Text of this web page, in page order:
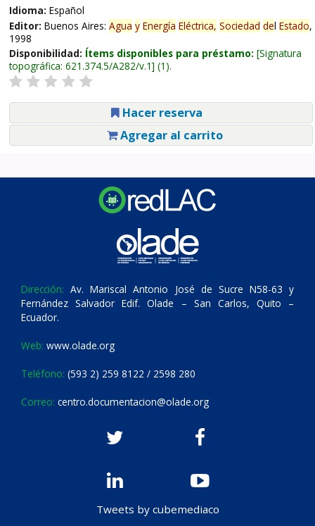
Idioma: Español
Editor: Buenos Aires: Agua y Energía Eléctrica, Sociedad del Estado,
1998
Disponibilidad: Ítems disponibles para préstamo: Signatura
topográfica: 621.374.5/A282/v.1 (1).
Hacer reserva
Agregar al carrito
Dirección: Av. Mariscal Antonio José de Sucre N58-63 y
Fernández Salvador Edif. Olade – San Carlos, Quito –
Ecuador.
Web: www.olade.org
Teléfono: (593 2) 259 8122 / 2598 280
Correo: centro.documentacion@olade.org
Tweets by cubemediaco